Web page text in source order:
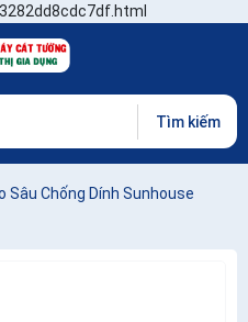
Tìm kiếm
Sâu Chống Dính Sunhouse